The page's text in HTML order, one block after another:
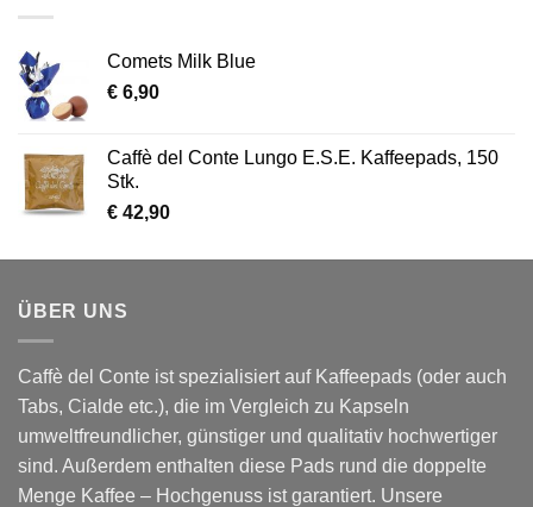
Comets Milk Blue
€ 6,90
Caffè del Conte Lungo E.S.E. Kaffeepads, 150
Stk.
€ 42,90
ÜBER UNS
Caffè del Conte ist spezialisiert auf Kaffeepads (oder auch
Tabs, Cialde etc.), die im Vergleich zu Kapseln
umweltfreundlicher, günstiger und qualitativ hochwertiger
sind. Außerdem enthalten diese Pads rund die doppelte
Menge Kaffee – Hochgenuss ist garantiert. Unsere